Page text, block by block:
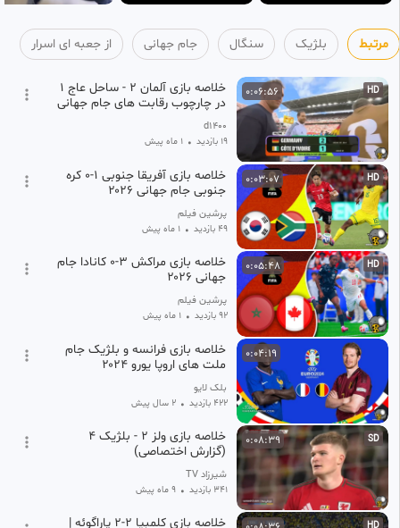
98
HD
جعبه ای اسرار
1 ماه پیش
مرتبط بلژیک سنگال جام جهانی از جعبه ای اسرار
HD
0:06:56
خلاصه بازی آلمان 2 - ساحل عاج 1
در چارچوب رقابت های جام جهانی
2026 (دور دوم - گروه E)
d1400
19 بازدید • 1 ماه پیش
HD
0:03:07
خلاصه بازی آفریقا جنوبی ۱-۰ کره
جنوبی جام جهانی ۲۰۲۶
پرشین فیلم
49 بازدید • 1 ماه پیش
HD
0:05:48
خلاصه بازی مراکش ۳-۰ کانادا جام
جهانی ۲۰۲۶
پرشین فیلم
92 بازدید • 1 ماه پیش
0:04:19
خلاصه بازی فرانسه و بلژیک جام
ملت های اروپا یورو ۲۰۲۴
بلک لایو
422 بازدید • 2 سال پیش
SD
0:08:39
خلاصه بازی ولز 2 - بلژیک 4
(گزارش اختصاصی)
شیرزاد TV
341 بازدید • 9 ماه پیش
خلاصه بازی کلمبیا 2-2 پاراگوئه |